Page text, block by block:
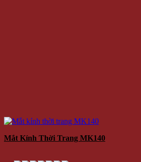
Mắt Kính Thời Trang MK140